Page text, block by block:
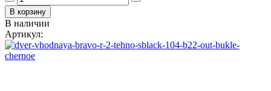
В наличии
Артикул: